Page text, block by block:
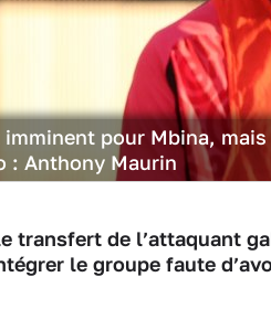
imminent pour Mbina,
: Anthony Maurin
transfert de l’attaquant
le groupe faute